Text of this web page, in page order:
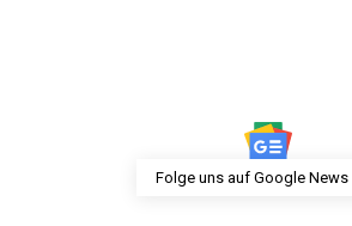
Folge uns auf Google News